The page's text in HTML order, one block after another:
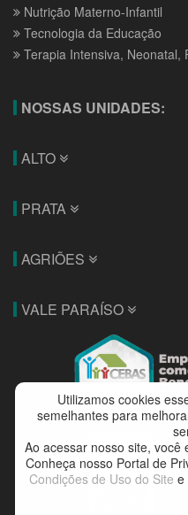
Nutrição Materno-Infantil
Tecnologia da Educação
Terapia Intensiva, Neonatal,
NOSSAS UNIDADES:
ALTO
PRATA
AGRIÕES
VALE PARAÍSO
Utilizamos cookies
semelhantes para
Ao acessar nosso site, você
Conheça nosso Portal de
Condições de Uso do Site e